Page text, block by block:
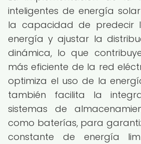
inteligentes de energía
la capacidad de predecir
energía y ajustar la
dinámica, lo que
más eficiente de la red
optimiza el uso de la
también facilita la
sistemas de
como baterías, para
constante de energía